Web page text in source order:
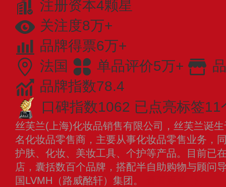
注册资本4颗星
关注度8万+
品牌得票6万+
法国
单品评价5万+
品牌指数78.4
口碑指数1062 已点亮标签11
丝芙兰(上海)化妆品销售有限公司，丝芙兰诞
名化妆品零售商，主要从事化妆品零售业务，
护肤、化妆、美妆工具、个护等产品。目前已
店，囊括数百个品牌，搭配半自助购物与顾问
国LVMH（路威酩轩）集团。